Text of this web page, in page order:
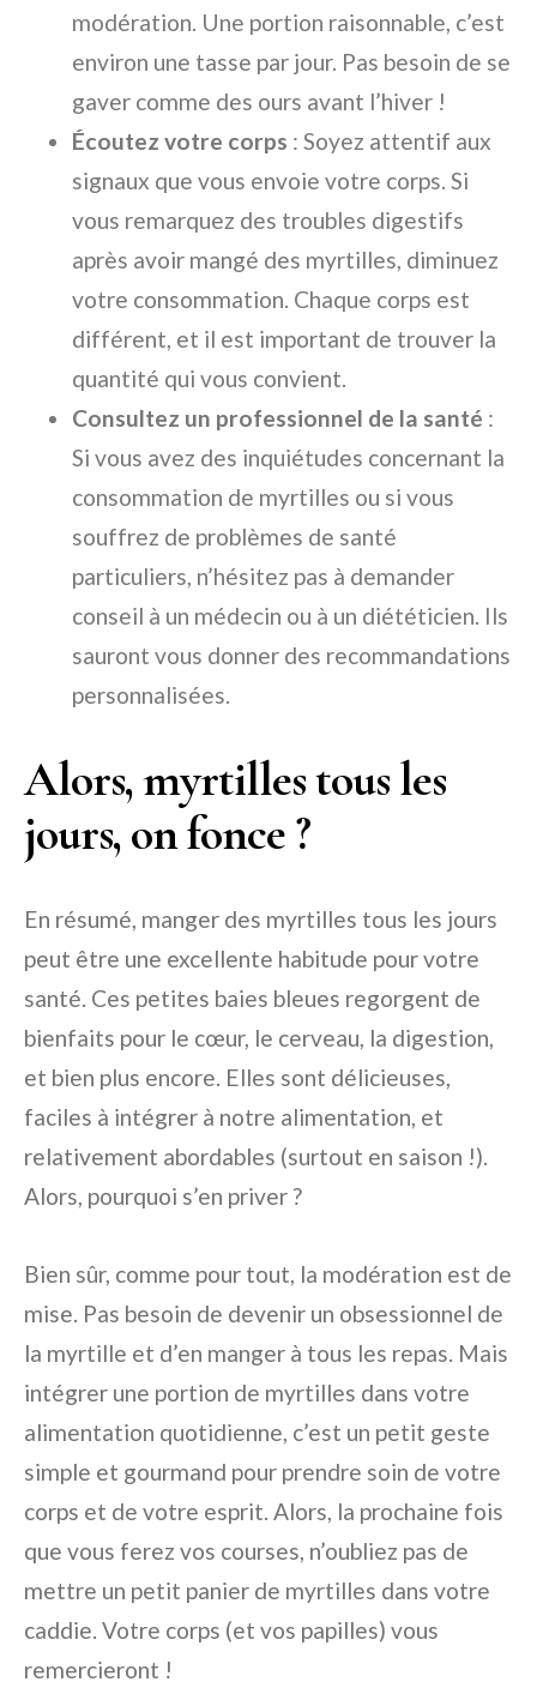
modération. Une portion raisonnable, c’est
environ une tasse par jour. Pas besoin de se
gaver comme des ours avant l’hiver !
Écoutez votre corps : Soyez attentif aux
signaux que vous envoie votre corps. Si
vous remarquez des troubles digestifs
après avoir mangé des myrtilles, diminuez
votre consommation. Chaque corps est
différent, et il est important de trouver la
quantité qui vous convient.
Consultez un professionnel de la santé :
Si vous avez des inquiétudes concernant la
consommation de myrtilles ou si vous
souffrez de problèmes de santé
particuliers, n’hésitez pas à demander
conseil à un médecin ou à un diététicien. Ils
sauront vous donner des recommandations
personnalisées.
Alors, myrtilles tous les
jours, on fonce ?
En résumé, manger des myrtilles tous les jours
peut être une excellente habitude pour votre
santé. Ces petites baies bleues regorgent de
bienfaits pour le cœur, le cerveau, la digestion,
et bien plus encore. Elles sont délicieuses,
faciles à intégrer à notre alimentation, et
relativement abordables (surtout en saison !).
Alors, pourquoi s’en priver ?
Bien sûr, comme pour tout, la modération est de
mise. Pas besoin de devenir un obsessionnel de
la myrtille et d’en manger à tous les repas. Mais
intégrer une portion de myrtilles dans votre
alimentation quotidienne, c’est un petit geste
simple et gourmand pour prendre soin de votre
corps et de votre esprit. Alors, la prochaine fois
que vous ferez vos courses, n’oubliez pas de
mettre un petit panier de myrtilles dans votre
caddie. Votre corps (et vos papilles) vous
remercieront !